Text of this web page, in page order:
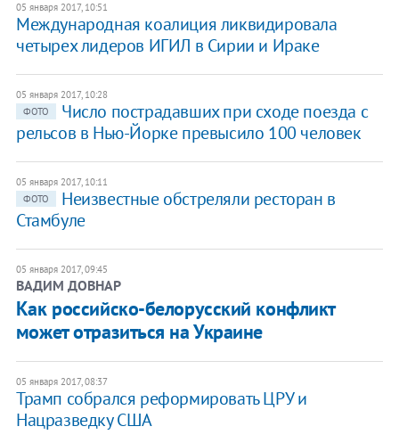
05 января 2017, 10:51
Международная коалиция ликвидировала
четырех лидеров ИГИЛ в Сирии и Ираке
05 января 2017, 10:28
ФОТО
Число пострадавших при сходе поезда с
рельсов в Нью-Йорке превысило 100 человек
05 января 2017, 10:11
ФОТО
Неизвестные обстреляли ресторан в
Стамбуле
05 января 2017, 09:45
ВАДИМ ДОВНАР
Как российско-белорусский конфликт
может отразиться на Украине
05 января 2017, 08:37
Трамп собрался реформировать ЦРУ и
Нацразведку США